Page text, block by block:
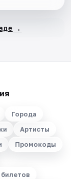
→
Города
Артисты
Промокоды